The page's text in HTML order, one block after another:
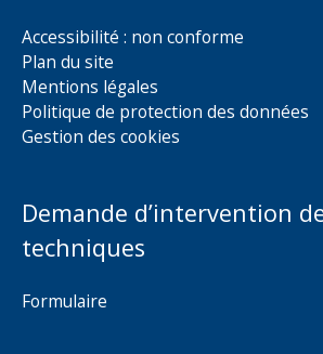
Accessibilité : non conforme
Plan du site
Mentions légales
Politique de protection des données
Gestion des cookies
Demande d’intervention
techniques
Formulaire